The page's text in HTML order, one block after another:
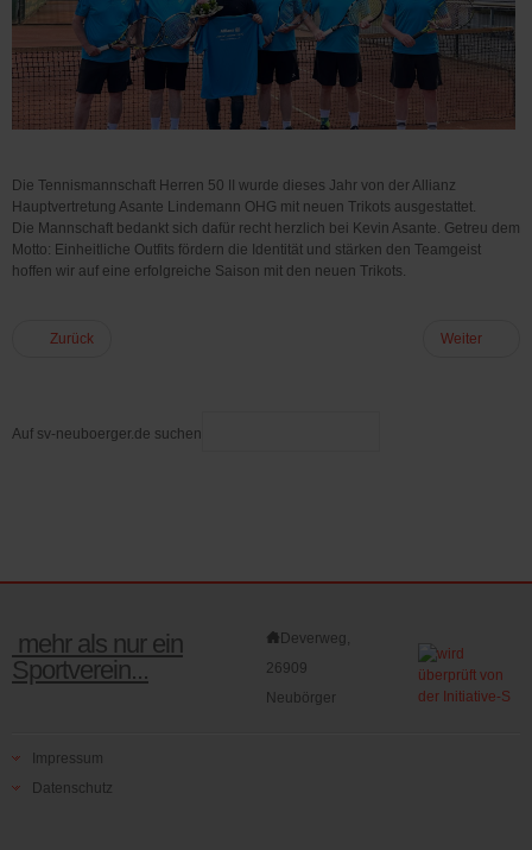
Die Tennismannschaft Herren 50 II wurde dieses Jahr von der Allianz
Hauptvertretung Asante Lindemann OHG mit neuen Trikots ausgestattet.
Die Mannschaft bedankt sich dafür recht herzlich bei Kevin Asante. Getreu dem
Motto: Einheitliche Outfits fördern die Identität und stärken den Teamgeist
hoffen wir auf eine erfolgreiche Saison mit den neuen Trikots.
Zurück Weiter
Auf sv-neuboerger.de suchen
mehr als nur ein
Sportverein...
Deverweg,
26909
Neubörger
Impressum
Datenschutz